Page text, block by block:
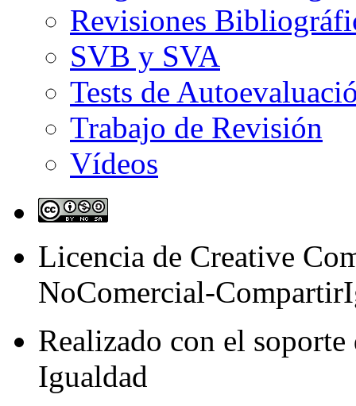
Revisiones
SVB y SVA
Tests de
Trabajo de Revisión
Vídeos
Licencia de Creative
NoComercial-
Realizado con el
Igualdad